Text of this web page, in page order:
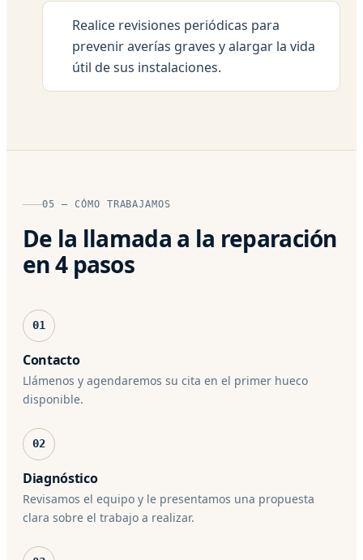
Realice revisiones periódicas para
prevenir averías graves y alargar la vida
útil de sus instalaciones.
05 — CÓMO TRABAJAMOS
De la llamada a la reparación
en 4 pasos
01
Contacto
Llámenos y agendaremos su cita en el primer hueco
disponible.
02
Diagnóstico
Revisamos el equipo y le presentamos una propuesta
clara sobre el trabajo a realizar.